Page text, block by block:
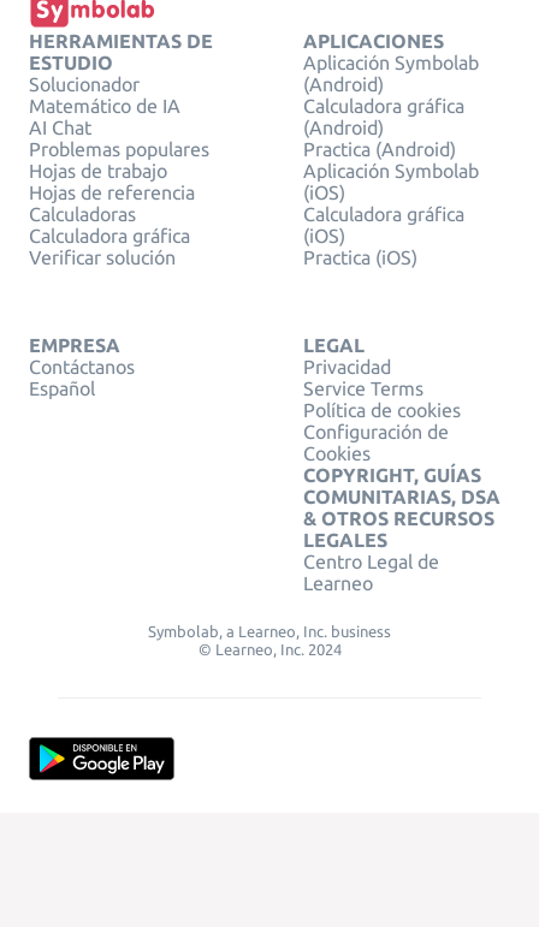
HERRAMIENTAS DE
ESTUDIO
Solucionador
Matemático de IA
AI Chat
Problemas populares
Hojas de trabajo
Hojas de referencia
Calculadoras
Calculadora gráfica
Verificar solución
APLICACIONES
Aplicación Symbolab
(Android)
Calculadora gráfica
(Android)
Practica (Android)
Aplicación Symbolab
(iOS)
Calculadora gráfica
(iOS)
Practica (iOS)
EMPRESA
Contáctanos
Español
LEGAL
Privacidad
Service Terms
Política de cookies
Configuración de
Cookies
COPYRIGHT, GUÍAS
COMUNITARIAS, DSA
& OTROS RECURSOS
LEGALES
Centro Legal de
Learneo
Symbolab, a Learneo, Inc. business
© Learneo, Inc. 2024